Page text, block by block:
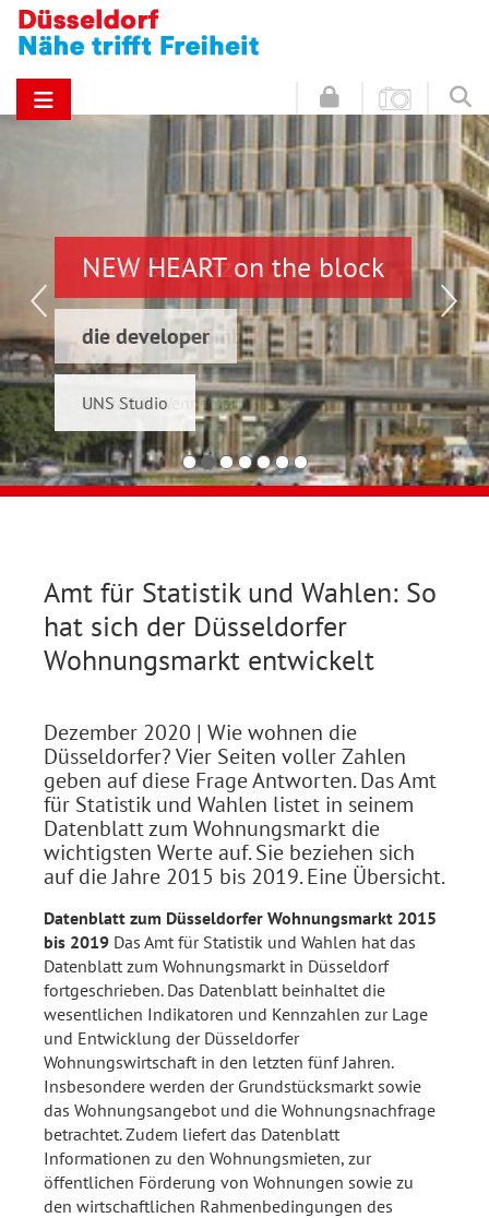
NEW HEART on the block
die developer
UNS Studio
Hinz & Kunz
Schwelmer7 GmbH
Konrad & Wennemar
Amt für Statistik und Wahlen: So
hat sich der Düsseldorfer
Wohnungsmarkt entwickelt
Dezember 2020 | Wie wohnen die
Düsseldorfer? Vier Seiten voller Zahlen
geben auf diese Frage Antworten. Das Amt
für Statistik und Wahlen listet in seinem
Datenblatt zum Wohnungsmarkt die
wichtigsten Werte auf. Sie beziehen sich
auf die Jahre 2015 bis 2019. Eine Übersicht.
Datenblatt zum Düsseldorfer Wohnungsmarkt 2015
bis 2019 Das Amt für Statistik und Wahlen hat das
Datenblatt zum Wohnungsmarkt in Düsseldorf
fortgeschrieben. Das Datenblatt beinhaltet die
wesentlichen Indikatoren und Kennzahlen zur Lage
und Entwicklung der Düsseldorfer
Wohnungswirtschaft in den letzten fünf Jahren.
Insbesondere werden der Grundstücksmarkt sowie
das Wohnungsangebot und die Wohnungsnachfrage
betrachtet. Zudem liefert das Datenblatt
Informationen zu den Wohnungsmieten, zur
öffentlichen Förderung von Wohnungen sowie zu
den wirtschaftlichen Rahmenbedingungen des